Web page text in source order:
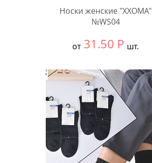
Носки женские "XXOMA"
№WS04
от 31.50 Р шт.
В упаковке:
10 шт.
Количество: